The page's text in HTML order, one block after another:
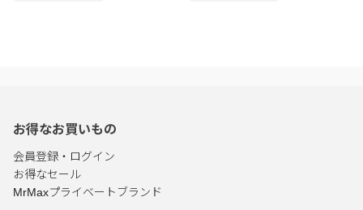
お得なお買いもの
会員登録・ログイン
お得なセール
MrMaxプライベートブランド